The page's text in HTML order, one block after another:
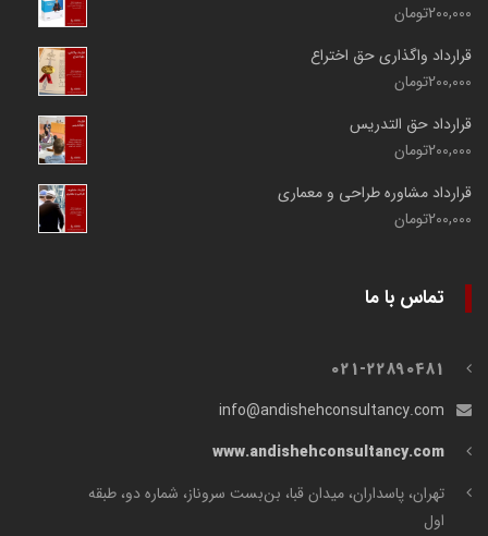
200,000تومان
قرارداد واگذاری حق اختراع
200,000تومان
قرارداد حق التدریس
200,000تومان
قرارداد مشاوره طراحی و معماری
200,000تومان
تماس با ما
021-22890481
info@andishehconsultancy.com
www.andishehconsultancy.com
تهران، پاسداران، میدان قبا، بن‌بست سروناز، شماره دو، طبقه
اول